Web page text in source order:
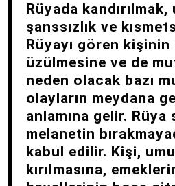
Rüyada
şanssızlık ve
Rüyayı gören
üzülmesine ve de
neden olacak bazı
olayların meydana
anlamına gelir.
melanetin
kabul edilir. Kişi,
kırılmasına,